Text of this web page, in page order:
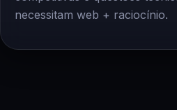
necessitam web + raciocínio.